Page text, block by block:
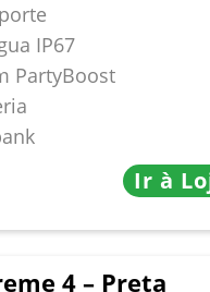
IP67
PartyBoost
Ir à
4 – Preta